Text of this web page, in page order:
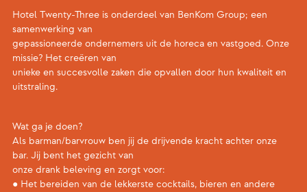
Hotel Twenty-Three is onderdeel van BenKom Group; een
samenwerking van
gepassioneerde ondernemers uit de horeca en vastgoed. Onze
missie? Het creëren van
unieke en succesvolle zaken die opvallen door hun kwaliteit en
uitstraling.
Wat ga je doen?
Als barman/barvrouw ben jij de drijvende kracht achter onze
bar. Jij bent het gezicht van
onze drank beleving en zorgt voor:
● Het bereiden van de lekkerste cocktails, bieren en andere